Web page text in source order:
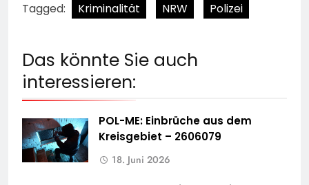
Tagged: Kriminalität NRW Polizei
Das könnte Sie auch
interessieren:
POL-ME: Einbrüche aus dem
Kreisgebiet – 2606079
18. Juni 2026